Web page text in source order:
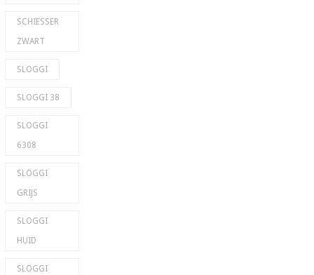
SCHIESSER
ZWART
SLOGGI
SLOGGI 38
SLOGGI
6308
SLOGGI
GRIJS
SLOGGI
HUID
SLOGGI